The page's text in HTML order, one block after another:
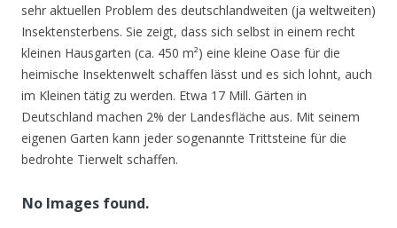
sehr aktuellen Problem des deutschlandweiten (ja weltweiten)
Insektensterbens. Sie zeigt, dass sich selbst in einem recht
kleinen Hausgarten (ca. 450 m²) eine kleine Oase für die
heimische Insektenwelt schaffen lässt und es sich lohnt, auch
im Kleinen tätig zu werden. Etwa 17 Mill. Gärten in
Deutschland machen 2% der Landesfläche aus. Mit seinem
eigenen Garten kann jeder sogenannte Trittsteine für die
bedrohte Tierwelt schaffen.
No Images found.